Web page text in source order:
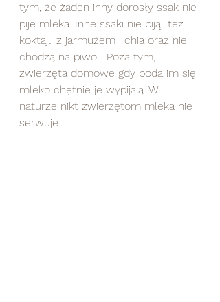
tym, że żaden inny dorosły ssak nie
pije mleka. Inne ssaki nie piją  też
koktajli z jarmużem i chia oraz nie
chodzą na piwo... Poza tym,
zwierzęta domowe gdy poda im się
mleko chętnie je wypijają. W
naturze nikt zwierzętom mleka nie
serwuje.